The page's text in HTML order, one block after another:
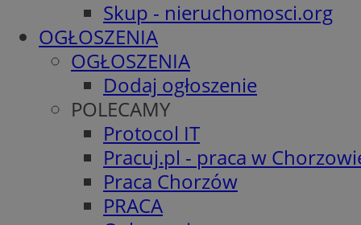
Skup - nieruchomosci.org
OGŁOSZENIA
OGŁOSZENIA
Dodaj ogłoszenie
POLECAMY
Protocol IT
Pracuj.pl - praca w
Praca Chorzów
PRACA